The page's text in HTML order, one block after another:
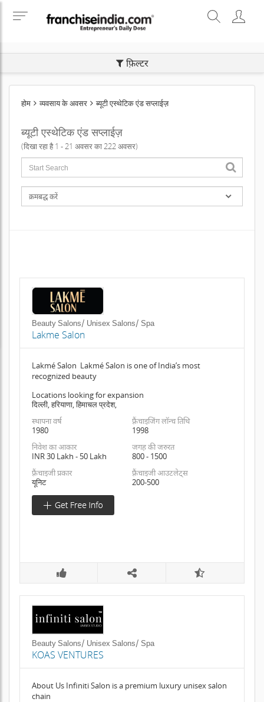
फ़िल्टर
होम व्यवसाय के अवसर ब्यूटी एस्थेटिक एंड सप्लाईज़
ब्यूटी एस्थेटिक एंड सप्लाईज़
(दिखा रहा है 1 - 21 अवसर का 222 अवसर)
Beauty Salons/ Unisex Salons/ Spa
Lakme Salon
Lakmé Salon Lakmé Salon is one of India’s most
recognized beauty
Locations looking for expansion
दिल्ली, हरियाणा, हिमाचल प्रदेश,
स्थापना वर्ष
1980
फ़्रैंचाइजिंग लॉन्च तिथि
1998
निवेश का आकार
INR 30 Lakh - 50 Lakh
जगह की जरुरत
800 - 1500
फ़्रैंचाइजी प्रकार
यूनिट
फ़्रैंचाइजी आउटलेट्स
200-500
Beauty Salons/ Unisex Salons/ Spa
KOAS VENTURES
About Us Infiniti Salon is a premium luxury unisex salon
chain